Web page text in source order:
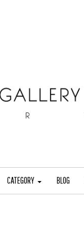
CATEGORY BLOG